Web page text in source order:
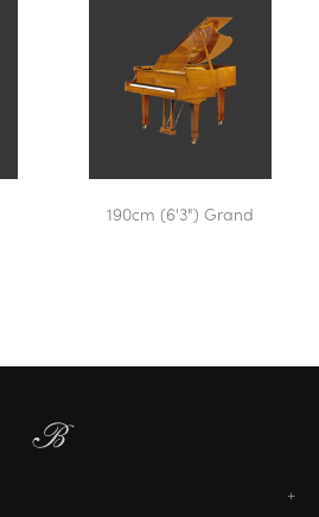
190cm (6'3") Grand